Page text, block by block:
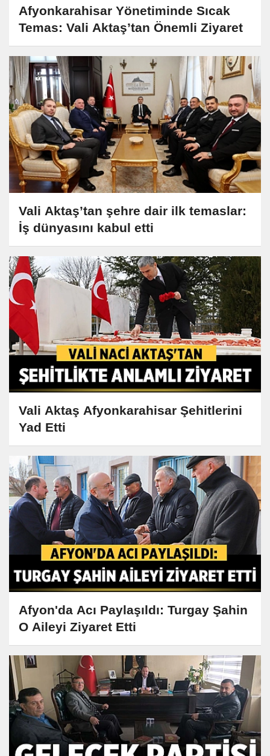
Afyonkarahisar Yönetiminde Sıcak
Temas: Vali Aktaş’tan Önemli Ziyaret
Vali Aktaş’tan şehre dair ilk temaslar:
İş dünyasını kabul etti
Vali Aktaş Afyonkarahisar Şehitlerini
Yad Etti
Afyon'da Acı Paylaşıldı: Turgay Şahin
O Aileyi Ziyaret Etti